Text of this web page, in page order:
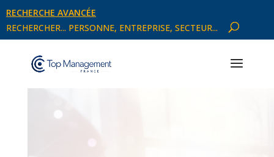
RECHERCHER... PERSONNE, ENTREPRISE, SECTEUR...
RECHERCHE AVANCÉE